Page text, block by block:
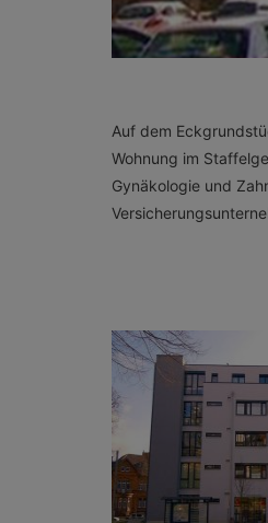
Auf dem
Wohnung im
Gynäkologie und